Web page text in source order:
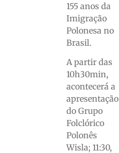
155 anos da
Imigração
Polonesa no
Brasil.
A partir das
10h30min,
acontecerá a
apresentação
do Grupo
Folclórico
Polonês
Wisla; 11:30,